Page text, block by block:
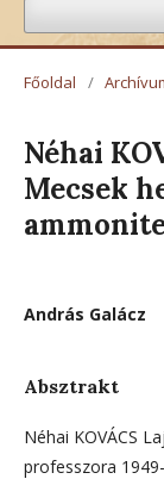
Főoldal /
Néhai
Mecsek
András Galácz
Absztrakt
Néhai KOVÁCS
professzora